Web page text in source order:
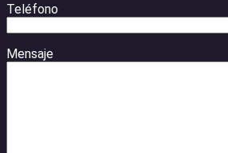
Teléfono
Mensaje